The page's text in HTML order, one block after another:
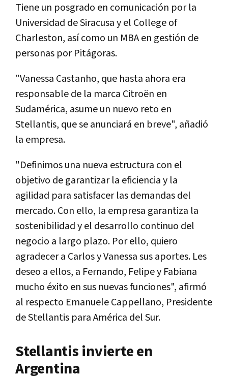
Tiene un posgrado en comunicación por la
Universidad de Siracusa y el College of
Charleston, así como un MBA en gestión de
personas por Pitágoras.
"Vanessa Castanho, que hasta ahora era
responsable de la marca Citroën en
Sudamérica, asume un nuevo reto en
Stellantis, que se anunciará en breve", añadió
la empresa.
"Definimos una nueva estructura con el
objetivo de garantizar la eficiencia y la
agilidad para satisfacer las demandas del
mercado. Con ello, la empresa garantiza la
sostenibilidad y el desarrollo continuo del
negocio a largo plazo. Por ello, quiero
agradecer a Carlos y Vanessa sus aportes. Les
deseo a ellos, a Fernando, Felipe y Fabiana
mucho éxito en sus nuevas funciones", afirmó
al respecto Emanuele Cappellano, Presidente
de Stellantis para América del Sur.
Stellantis invierte en
Argentina